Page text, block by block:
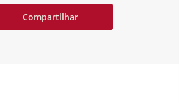
Compartilhar